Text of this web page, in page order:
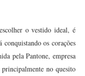
o vestido ideal, é
os corações
pela Pantone, empresa
principalmente no quesito